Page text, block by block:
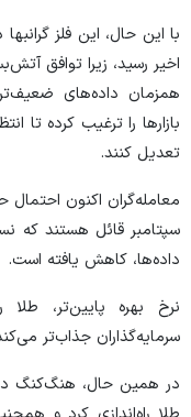
با این حال، این فلز
اخیر رسید، زیرا توافق
همزمان داده‌های ضعیف‌تر
بازار‌ها را ترغیب کرده تا
تعدیل کنند.
داده‌ها، کاهش یافته است.
نرخ بهره پایین‌تر،
سرمایه‌گذاران جذاب‌تر
در همین حال، هنگ‌کنگ